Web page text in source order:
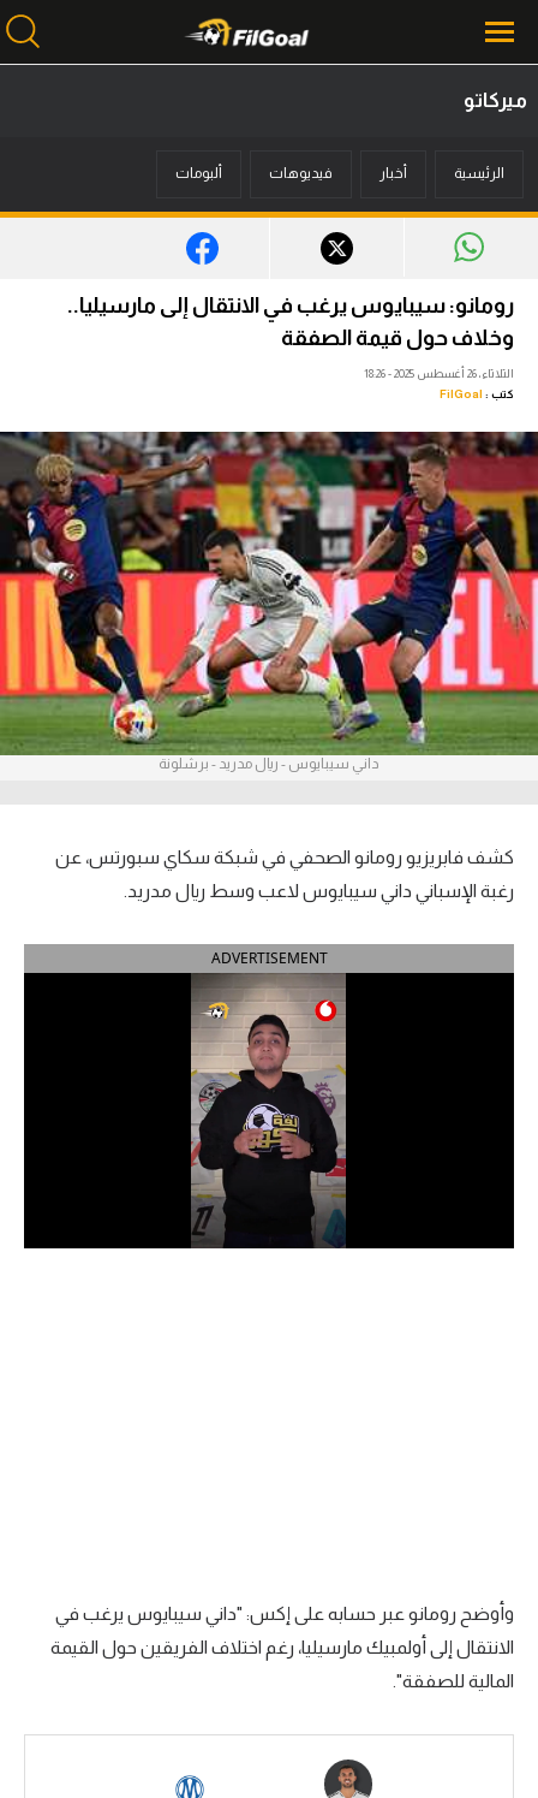
أخبار
ميركاتو
فانتازي في الجول
مسابقة التوقعات
فيديوهات
عدسات
آراء حرة
ركن الألعاب
بطولات
أمريكا 2026
الدوري الإنجليزي الممتاز
الدوري الإسباني
الدوري السعودي للمحترفين
سعودي في الجول
الدوري الإنجليزي
ميركاتو
الرئيسية أخبار فيديوهات ألبومات
رومانو: سيبايوس يرغب في الانتقال إلى مارسيليا..
وخلاف حول قيمة الصفقة
الثلاثاء، 26 أغسطس 2025 - 18:26
كتب : FilGoal
داني سيبايوس - ريال مدريد - برشلونة
كشف فابريزيو رومانو الصحفي في شبكة سكاي سبورتس، عن
رغبة الإسباني داني سيبايوس لاعب وسط ريال مدريد.
ADVERTISEMENT
وأوضح رومانو عبر حسابه على إكس: "داني سيبايوس يرغب في
الانتقال إلى أولمبيك مارسيليا، رغم اختلاف الفريقين حول القيمة
المالية للصفقة".